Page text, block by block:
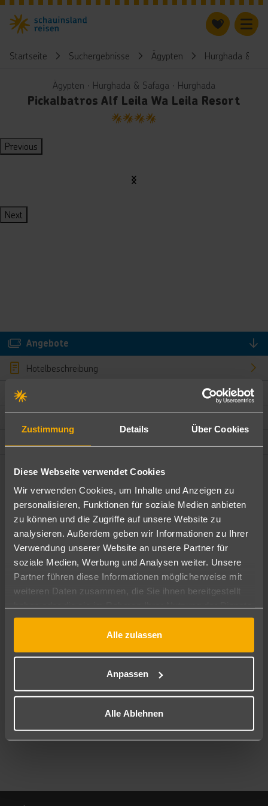
Zustimmung Details Über Cookies
Diese Webseite verwendet Cookies
Wir verwenden Cookies, um Inhalte und Anzeigen zu
personalisieren, Funktionen für soziale Medien anbieten
zu können und die Zugriffe auf unsere Website zu
analysieren. Außerdem geben wir Informationen zu Ihrer
Verwendung unserer Website an unsere Partner für
soziale Medien, Werbung und Analysen weiter. Unsere
Partner führen diese Informationen möglicherweise mit
weiteren Daten zusammen, die Sie ihnen bereitgestellt
gesammelt haben.
Alle zulassen
Anpassen
Alle Ablehnen
Startseite Suchergebnisse Ägypten Hurghada &
Ägypten ∙ Hurghada & Safaga ∙ Hurghada
Pickalbatros Alf Leila Wa Leila Resort
4
Previous
Next
Angebote
Hotelbeschreibung
Bewertungen
Ändere die Kriterien nach deinen Wünschen
Pauschal Nur Hotel
Abflughafen
Alle Abflughäfen
10.08.26–08.08.27 7-21 Nächte
Mehr Filter anzeigen